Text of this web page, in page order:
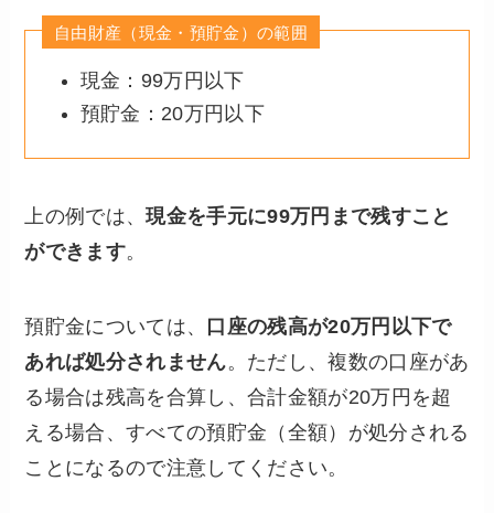
自由財産（現金・預貯金）の範囲
現金：99万円以下
預貯金：20万円以下
上の例では、現金を手元に99万円まで残すこと
ができます。
預貯金については、 口座の残高が20万円以下で
あれば処分されません。ただし、複数の口座があ
る場合は残高を合算し、合計金額が20万円を超
える場合、すべての預貯金（全額）が処分される
ことになるので注意してください。